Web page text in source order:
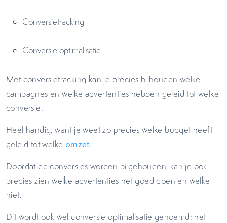
Conversietracking
Conversie optimalisatie
Met conversietracking kan je precies bijhouden welke
campagnes en welke advertenties hebben geleid tot welke
conversie.
Heel handig, want je weet zo precies welke budget heeft
geleid tot welke omzet.
Doordat de conversies worden bijgehouden, kan je ook
precies zien welke advertenties het goed doen en welke
niet.
Dit wordt ook wel conversie optimalisatie genoemd: het